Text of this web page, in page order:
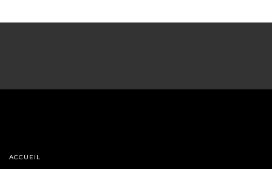
ACCUEIL